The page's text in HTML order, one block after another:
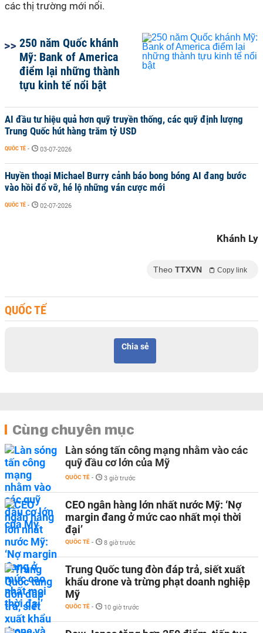
các thị trường mới nổi.
250 năm Quốc khánh
Mỹ: Bank of America
điểm lại những thành
tựu kinh tế nổi bật
AI đầu tư hiệu quả hơn quỹ truyền thống, các quỹ định lượng
Trung Quốc hút hàng trăm tỷ USD
QUỐC TẾ - 03-07-2026
Huyền thoại Michael Burry cảnh báo bong bóng AI đang bước
vào hồi đổ vỡ, hé lộ những ván cược mới
QUỐC TẾ - 02-07-2026
Khánh Ly
Theo TTXVN Copy link
QUỐC TẾ
Chia sẻ
Cùng chuyên mục
Làn sóng tấn công mạng nhằm vào các
quỹ đầu cơ lớn của Mỹ
QUỐC TẾ - 3 giờ trước
CEO ngân hàng lớn nhất nước Mỹ: ‘Nợ
margin đang ở mức cao nhất mọi thời
đại’
QUỐC TẾ - 8 giờ trước
Trung Quốc tung đòn đáp trả, siết xuất
khẩu drone và trừng phạt doanh nghiệp
Mỹ
QUỐC TẾ - 10 giờ trước